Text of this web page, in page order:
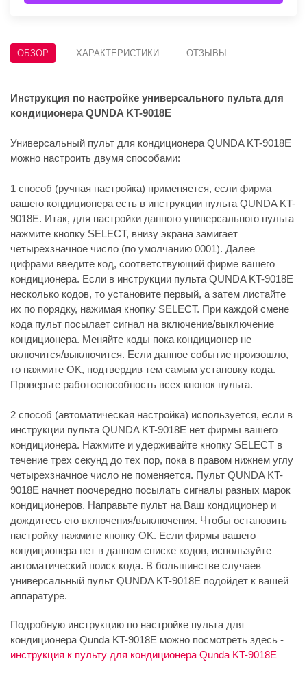
ОБЗОР ХАРАКТЕРИСТИКИ ОТЗЫВЫ
Инструкция по настройке универсального пульта для
кондиционера QUNDA KT-9018E
Универсальный пульт для кондиционера QUNDA KT-9018E
можно настроить двумя способами:
1 способ (ручная настройка) применяется, если фирма
вашего кондиционера есть в инструкции пульта QUNDA KT-
9018E. Итак, для настройки данного универсального пульта
нажмите кнопку SELECT, внизу экрана замигает
четырехзначное число (по умолчанию 0001). Далее
цифрами введите код, соответствующий фирме вашего
кондиционера. Если в инструкции пульта QUNDA KT-9018E
несколько кодов, то установите первый, а затем листайте
их по порядку, нажимая кнопку SELECT. При каждой смене
кода пульт посылает сигнал на включение/выключение
кондиционера. Меняйте коды пока кондиционер не
включится/выключится. Если данное событие произошло,
то нажмите OK, подтвердив тем самым установку кода.
Проверьте работоспособность всех кнопок пульта.
2 способ (автоматическая настройка) используется, если в
инструкции пульта QUNDA KT-9018E нет фирмы вашего
кондиционера. Нажмите и удерживайте кнопку SELECT в
течение трех секунд до тех пор, пока в правом нижнем углу
четырехзначное число не поменяется. Пульт QUNDA KT-
9018E начнет поочередно посылать сигналы разных марок
кондиционеров. Направьте пульт на Ваш кондиционер и
дождитесь его включения/выключения. Чтобы остановить
настройку нажмите кнопку OK. Если фирмы вашего
кондиционера нет в данном списке кодов, используйте
автоматический поиск кода. В большинстве случаев
универсальный пульт QUNDA KT-9018E подойдет к вашей
аппаратуре.
Подробную инструкцию по настройке пульта для
кондиционера Qunda KT-9018E можно посмотреть здесь -
инструкция к пульту для кондиционера Qunda KT-9018E